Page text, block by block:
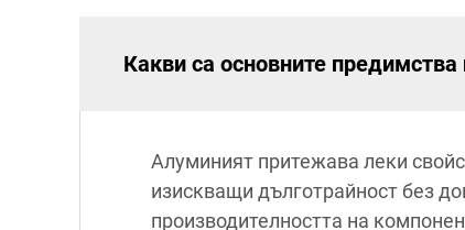
Какви са основните
Алуминият притежава леки
изискващи дълготрайност без
производителността на